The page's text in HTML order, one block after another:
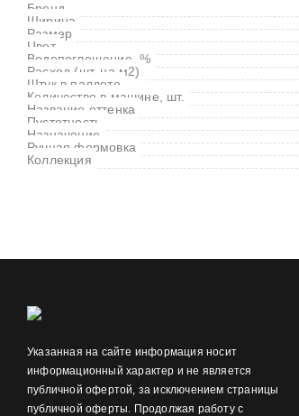
Бренд
Ширина
Размер
Цвет
Водопоглощение, %
Расход (шт. на м2)
Штук в паллете
Количество в машине, шт.
Название оттенка
Пустотность
Назначение
Ручная формовка
Коллекция
Указанная на сайте информация носит
информационный характер и не является
публичной офертой, за исключением страницы
публичной оферты. Продолжая работу с